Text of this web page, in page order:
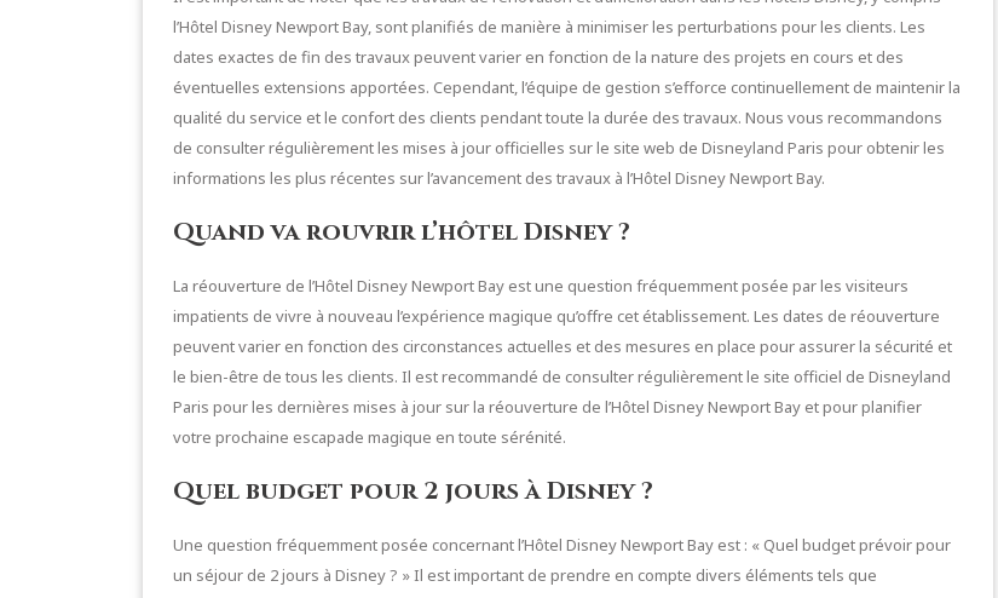
l’Hôtel Disney Newport Bay, sont planifiés de manière à minimiser les perturbations pour les clients. Les
dates exactes de fin des travaux peuvent varier en fonction de la nature des projets en cours et des
éventuelles extensions apportées. Cependant, l’équipe de gestion s’efforce continuellement de maintenir la
qualité du service et le confort des clients pendant toute la durée des travaux. Nous vous recommandons
de consulter régulièrement les mises à jour officielles sur le site web de Disneyland Paris pour obtenir les
informations les plus récentes sur l’avancement des travaux à l’Hôtel Disney Newport Bay.
Quand va rouvrir l’hôtel Disney ?
La réouverture de l’Hôtel Disney Newport Bay est une question fréquemment posée par les visiteurs
impatients de vivre à nouveau l’expérience magique qu’offre cet établissement. Les dates de réouverture
peuvent varier en fonction des circonstances actuelles et des mesures en place pour assurer la sécurité et
le bien-être de tous les clients. Il est recommandé de consulter régulièrement le site officiel de Disneyland
Paris pour les dernières mises à jour sur la réouverture de l’Hôtel Disney Newport Bay et pour planifier
votre prochaine escapade magique en toute sérénité.
Quel budget pour 2 jours à Disney ?
Une question fréquemment posée concernant l’Hôtel Disney Newport Bay est : « Quel budget prévoir pour
un séjour de 2 jours à Disney ? » Il est important de prendre en compte divers éléments tels que